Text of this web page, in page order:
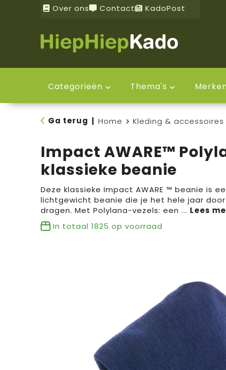
Over ons Contact KadoPost
Categorieën Thema's
Ga terug Home Kleding & accessoires
Impact AWARE™
klassieke beanie
Deze klassieke Impact AWARE ™ beanie is
lichtgewicht beanie die je het hele jaar
dragen. Met Polylana-vezels: een ...
In totaal 1825 op voorraad